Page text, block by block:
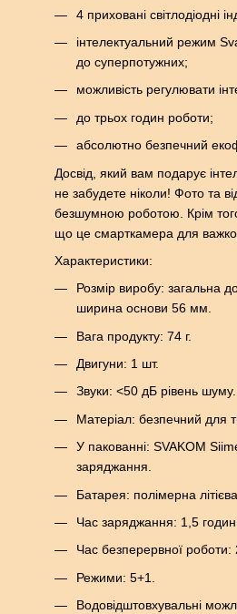
4 приховані світлодіодні
інтелектуальний режим
до суперпотужних;
можливість регулювати
до трьох годин роботи;
абсолютно безпечний
Досвід, який вам подарує
не забудете ніколи! Фото та
безшумною роботою. Крім
що це смарткамера для
Характеристики:
Розмір виробу:
ширина основи 56 мм.
Вага продукту: 74 г.
Двигуни: 1 шт.
Звуки: <50 дБ рівень шуму.
Матеріал: безпечний для
У пакованні: SVAKOM
заряджання.
Батарея: полімерна
Час заряджання: 1,5
Час безперервної роботи:
Режими: 5+1.
Водовідштовхувальні